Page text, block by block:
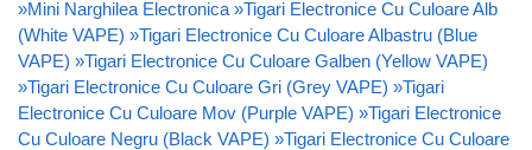
»Mini Narghilea Electronica »Tigari Electronice Cu Culoare Alb
(White VAPE) »Tigari Electronice Cu Culoare Albastru (Blue
VAPE) »Tigari Electronice Cu Culoare Galben (Yellow VAPE)
»Tigari Electronice Cu Culoare Gri (Grey VAPE) »Tigari
Electronice Cu Culoare Mov (Purple VAPE) »Tigari Electronice
Cu Culoare Negru (Black VAPE) »Tigari Electronice Cu Culoare